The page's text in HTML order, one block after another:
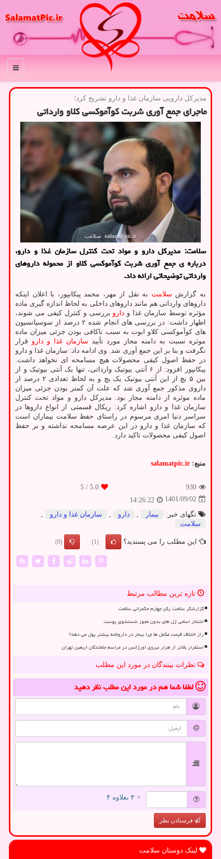
منو
مدیركل دارویی سازمان غذا و دارو تشریح كرد؛
ماجرای جمع آوری شربت کوآموکسی کلاو وارداتی
سلامت: مدیرکل دارو و مواد تحت کنترل سازمان غذا و دارو،
درباره ی جمع آوری شربت کوآموکسی کلاو از محموله داروهای
وارداتی توضیحاتی ارائه داد.
به گزارش سلامت به نقل از مهر، محمد پیکانپور، با اعلان اینکه
داروهای وارداتی هم مانند داروهای داخلی به لحاظ اندازه گیری ماده
مؤثره توسط سازمان غذا و دارو بررسی و کنترل کیفی می شوند،
اظهار داشت: در بررسی های انجام شده ۲ درصد از سوسپانسیون
های کوآموکسی کلاو ابوت به سبب ناکافی بودن جزئی میزان ماده
موثره نسبت به دامنه مجاز مورد تأیید سازمان غذا و دارو قرار
نگرفت و بنا بر این جمع آوری شد. وی ادامه داد: سازمان غذا و دارو
در حفظ اصول کیفی محصولات هیچ مسامحه ای نخواهد داشت.
پیکانپور افزود: از ۶ آنتی بیوتیک وارداتی، تنها یک آنتی بیوتیک و از
بین ۵ بچ از این آنتی بیوتیک یک بچ و به لحاظ تعدادی ۲ درصد از
داروی مذکور جمع آوری شد که علت آن کمتر بودن جزئی میزان
ماده موثره از دامنه مجاز بود. مدیرکل دارو و مواد تحت کنترل
سازمان غذا و دارو اشاره کرد: ریکال قسمتی از انواع داروها در
سراسر دنیا امری مرسوم در راستای حفظ سلامت بیماران است
که سازمان غذا و دارو در این عرصه مسامحه نداشته و بر حفظ
اصول کیفی محصولات تاکید دارد.
منبع: salamatpic.ir
930
5.0
/ 5
1401/09/02
14:26:22
تگهای خبر:
بیمار دارو سازمان غذا و دارو
سلامت
این مطلب را می پسندید؟ (1)
(0)
تازه ترین مطالب مرتبط
گزارشگر سلامت رکن چهارم حکمرانی سلامت
انتشار اسامی ژل های بدون مجوز شستشوی پوست
راز اختلاف قیمت مکمل ها چرا بیمار در داروخانه بیشتر پول می دهد؟
استقرار بالاتر از هزار نیروی اورژانس در مراسم جاماندگان اربعین تهران
نظرات بینندگان در مورد این مطلب
لطفا شما همدر مورد این مطلبنظر دهید
= ۴ بعلاوه ۴
فرستادن نظر
لینک دوستان سلامت